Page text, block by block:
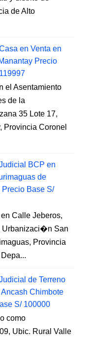
de Alto
en Venta en
Precio
el Asentamiento
de la
35 Lote 17,
Provincia Coronel
BCP en
de
Precio Base S/
Calle Jeberos,
Urbanizaci�n San
Provincia
de Terreno
Ancash Chimbote
S/ 100000
como
Ubic. Rural Valle